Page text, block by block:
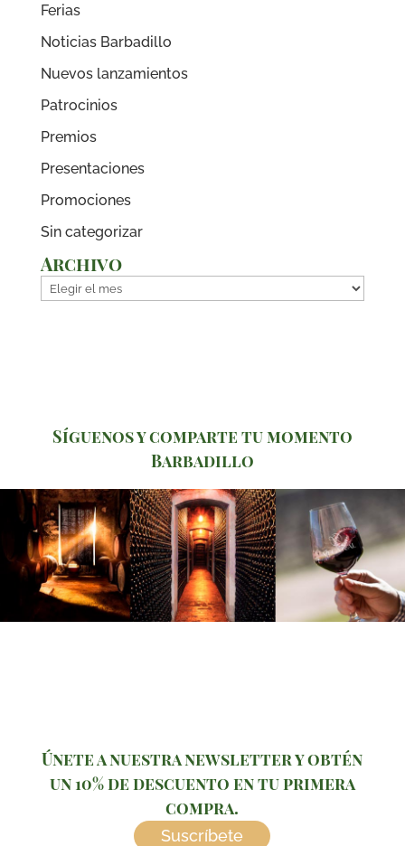
Ferias
Noticias Barbadillo
Nuevos lanzamientos
Patrocinios
Premios
Presentaciones
Promociones
Sin categorizar
Archivo
Archivo
Síguenos y comparte tu momento
Barbadillo
Únete a nuestra newsletter y obtén
un 10% de descuento en tu primera
compra.
Suscríbete